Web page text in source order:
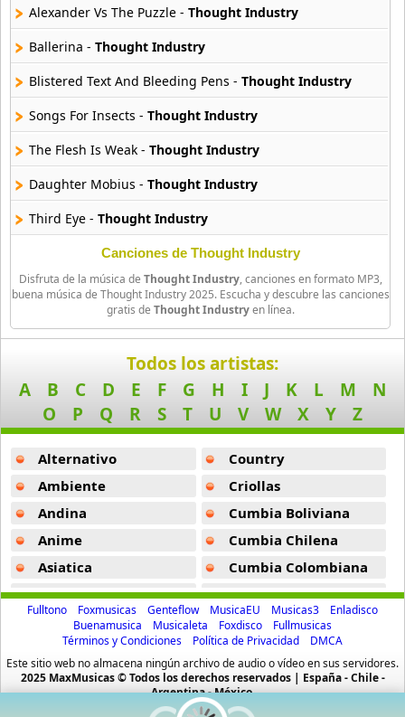
16 músicas online
Beady Eye
16 músicas online
Bee Gees
29 músicas online
Ben Harper
11 músicas online
Billboard
163 músicas online
Black Guayaba
25 músicas online
Black Sabbath
110 músicas online
Blondie
10 músicas online
13 músicas online
Bon Jovi
50 músicas online
26 músicas online
Alexander Vs The Puzzle - Thought Industry
Ballerina - Thought Industry
Blistered Text And Bleeding Pens - Thought Industry
Songs For Insects - Thought Industry
The Flesh Is Weak - Thought Industry
Daughter Mobius - Thought Industry
Third Eye - Thought Industry
Canciones de Thought Industry
Disfruta de la música de Thought Industry, canciones en formato MP3,
buena música de Thought Industry 2025. Escucha y descubre las canciones
gratis de Thought Industryen línea.
Todos los artistas:
A
B C D E F G H I J K L M
N
O
P Q R S T U V W X Y Z
Alternativo
Ambiente
Andina
Anime
Asiatica
Atevip
Bachatas
Baladas
Baladas De Oro
Country
Criollas
Cumbia Boliviana
Cumbia Chilena
Cumbia Colombiana
Cumbia Ecuatoriana
Cumbia Mexicana
Cumbia Pop
Cumbia Surena
Cumbias
Fulltono Foxmusicas Genteflow MusicaEU Musicas3
Enladisco
Buenamusica
Musicaleta Foxdisco
Fullmusicas
Términos y Condiciones
Política de Privacidad
DMCA
Este sitio web no almacena ningún archivo de audio o vídeo en sus servidores.
2025 MaxMusicas © Todos los derechos reservados | España - Chile -
Argentina - México.